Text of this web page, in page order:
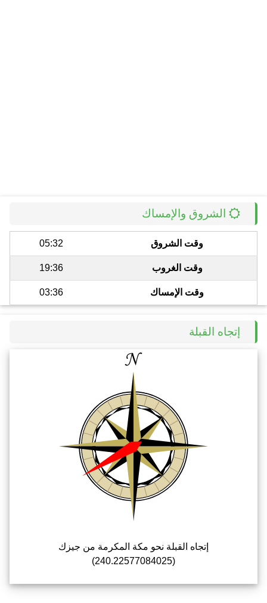
الشروق والإمساك
وقت الشروق 05:32
وقت الغروب 19:36
وقت الإمساك 03:36
إتجاه القبلة
إتجاه القبلة نحو مكة المكرمة من جيزك
(240.22577084025)